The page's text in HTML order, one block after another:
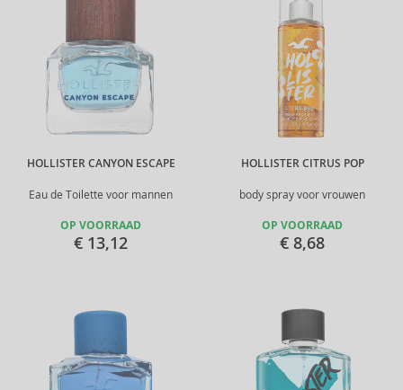
HOLLISTER CANYON ESCAPE
Eau de Toilette voor mannen
OP VOORRAAD
€ 13,12
HOLLISTER CITRUS POP
body spray voor vrouwen
OP VOORRAAD
€ 8,68